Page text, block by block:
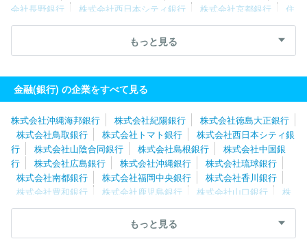
会社長野銀行
株式会社西日本シティ銀行 株式会社京都銀行
住
信ＳＢＩネット銀行株式会社
株式会社東日本銀行
株式会社十六
株式会社栃木銀行
株式会社筑波銀
行
株式会社百五銀行
もっと見る
金融(銀行) の企業をすべて見る
株式会社沖縄海邦銀行 株式会社紀陽銀行
株式会社徳島大正銀行
株式会社鳥取銀行
株式会社トマト銀行
株式会社西日本シティ銀
行
株式会社山陰合同銀行 株式会社島根銀行
株式会社中国銀
行
株式会社広島銀行 株式会社沖縄銀行
株式会社琉球銀行
株式会社南都銀行
株式会社福岡中央銀行
株式会社香川銀行
株式会社豊和銀行
株式会社鹿児島銀行 株式会社山口銀行
株
式会社大分銀行
株式会社肥後銀行 株式会社南日本銀行
株式会
株式会社佐賀共栄銀行 株式会社四国銀行
株式会社
百十四銀行
もっと見る